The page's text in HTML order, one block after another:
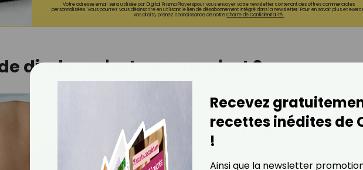
Votre adresse email sera utilisée par Digital Prisma Playerspour vous envoyer votre newsletter contenant des offres commerciales
personnalisées. Vous pourrez vous désinscrire en utilisant le lien de désabonnement intégré dans la newsletter. Pour en savoir plus et
vos droits, prenez connaissance de notreCharte de Confidentialité.
dinde, qu'est-ce que c'est ?
Recevez
recettes inédites de
!
Ainsi que la newsletter